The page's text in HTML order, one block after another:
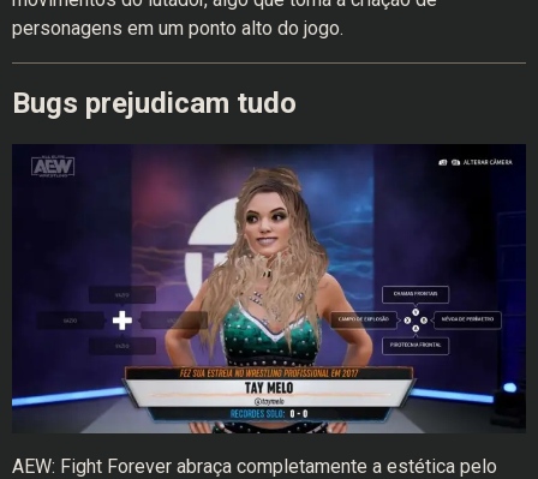
personagens em um ponto alto do jogo.
Bugs prejudicam tudo
AEW: Fight Forever abraça completamente a estética pelo